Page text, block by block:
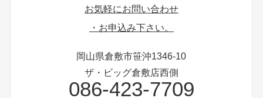
お気軽にお問い合わせ
・お申込み下さい。
岡山県倉敷市笹沖1346-10
ザ・ビッグ倉敷店西側
086-423-7709